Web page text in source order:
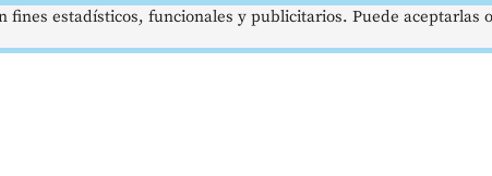
fines estadísticos, funcionales y publicitarios. Puede aceptarlas